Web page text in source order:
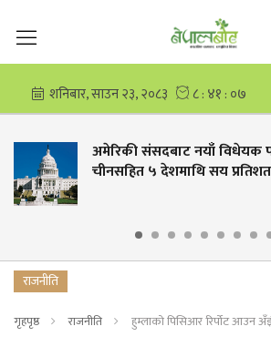
अमेरिकी संसदबाट नयाँ विधेयक पारितः
चीनसहित ५ देशमाथि सय प्रतिशत ट्यारिफ
राजनीति
गृहपृष्ठ राजनीति हुम्लाको पिसिआर रिर्पोट आउन